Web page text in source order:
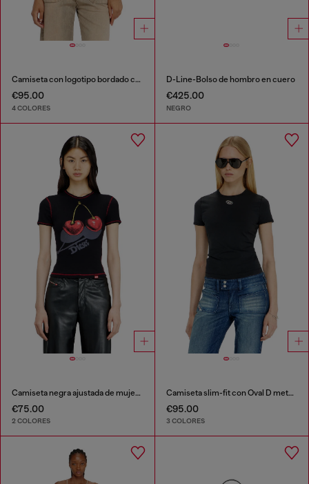
Camiseta con logotipo bordado con abertura
€95.00
4 COLORES
D-Line-Bolso de hombro en cuero
€425.00
NEGRO
Camiseta negra ajustada de mujer con estampado de cerezas
€75.00
2 COLORES
Camiseta slim-fit con Oval D metálico
€95.00
3 COLORES